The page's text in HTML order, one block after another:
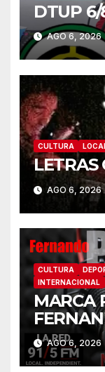
DTUP 6/
AGO 6, 2026
CULTURA
LETRAS
AGO 6, 2026
CULTURA
INTERNACIONAL
MARCA
AGO 6, 2026